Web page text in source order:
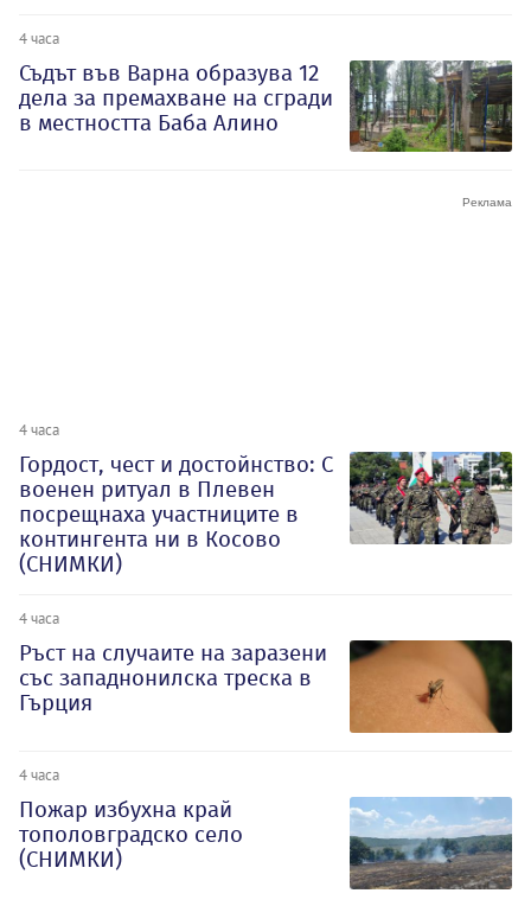
4 часа
Съдът във Варна образува 12
дела за премахване на сгради
в местността Баба Алино
4 часа
Гордост, чест и достойнство: С
военен ритуал в Плевен
посрещнаха участниците в
контингента ни в Косово
(СНИМКИ)
4 часа
Ръст на случаите на заразени
със западнонилска треска в
Гърция
4 часа
Пожар избухна край
тополовградско село
(СНИМКИ)